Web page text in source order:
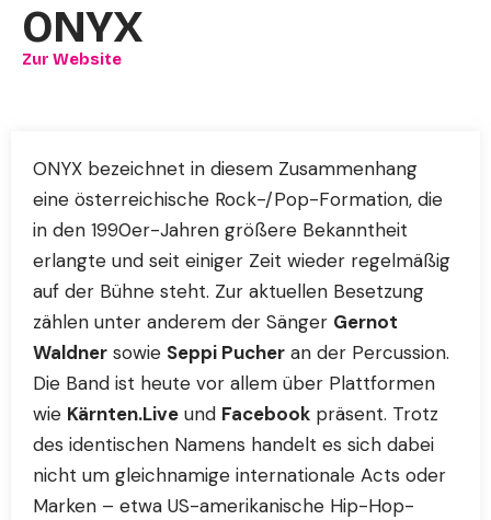
ONYX
Zur Website
ONYX bezeichnet in diesem Zusammenhang
eine österreichische Rock-/Pop-Formation, die
in den 1990er-Jahren größere Bekanntheit
erlangte und seit einiger Zeit wieder regelmäßig
auf der Bühne steht. Zur aktuellen Besetzung
zählen unter anderem der Sänger Gernot
Waldner sowie Seppi Pucher an der Percussion.
Die Band ist heute vor allem über Plattformen
wie Kärnten.Live und Facebook präsent. Trotz
des identischen Namens handelt es sich dabei
nicht um gleichnamige internationale Acts oder
Marken – etwa US-amerikanische Hip-Hop-